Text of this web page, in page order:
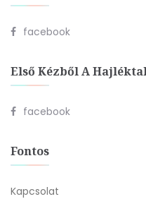
facebook
Első Kézből A
facebook
Fontos
Kapcsolat